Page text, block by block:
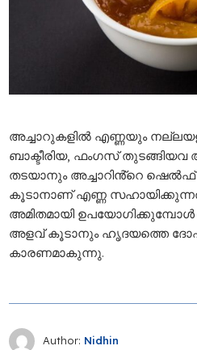
അച്ചാറുകളിൽ എണ്ണയും
ബാക്ടീരിയ, ഫംഗസ് തുടങ്ങിയവ
തടയാനും അച്ചാറിൻ്റെ
കൂടാനാണ് എണ്ണ
അമിതമായി
അളവ് കൂടാനും ഹൃദയത്തെ
കാരണമാകുന്നു.
Author: Nidhin